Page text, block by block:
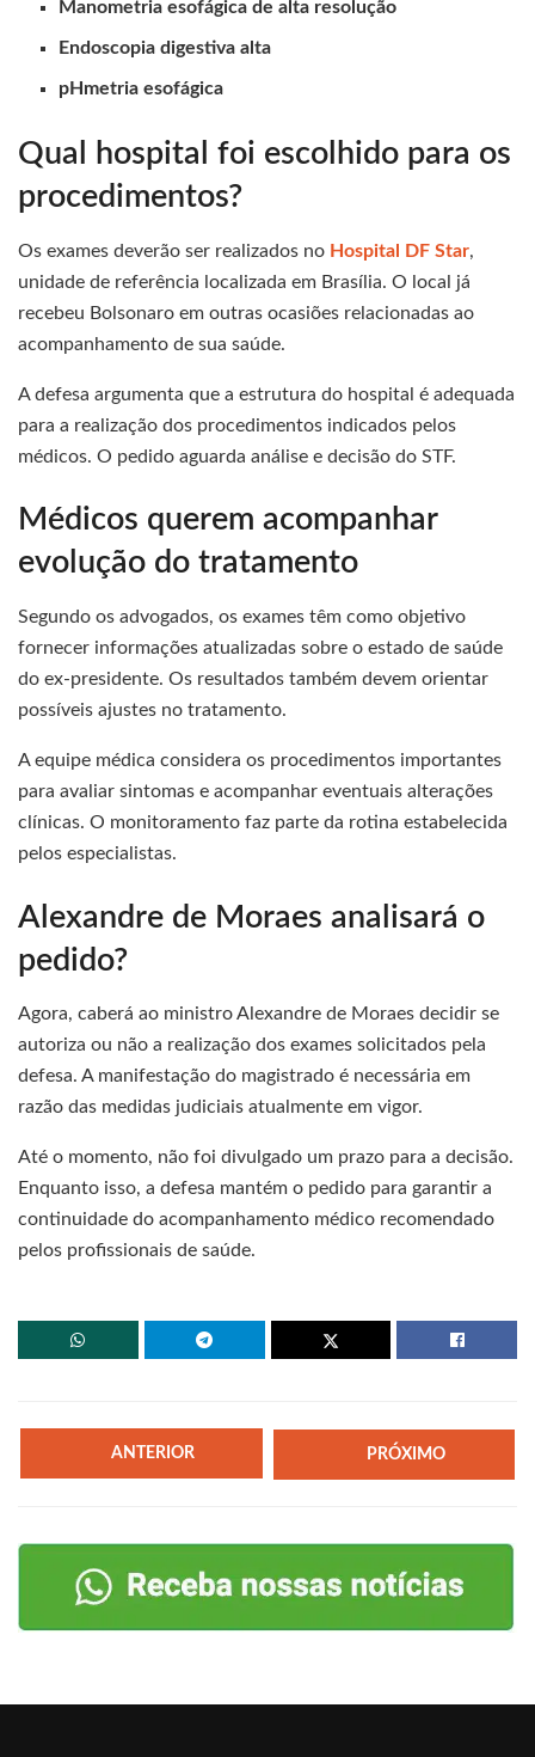
Manometria esofágica de alta resolução
Endoscopia digestiva alta
pHmetria esofágica
Qual hospital foi escolhido para os
procedimentos?
Os exames deverão ser realizados no Hospital DF Star,
unidade de referência localizada em Brasília. O local já
recebeu Bolsonaro em outras ocasiões relacionadas ao
acompanhamento de sua saúde.
A defesa argumenta que a estrutura do hospital é adequada
para a realização dos procedimentos indicados pelos
médicos. O pedido aguarda análise e decisão do STF.
Médicos querem acompanhar
evolução do tratamento
Segundo os advogados, os exames têm como objetivo
fornecer informações atualizadas sobre o estado de saúde
do ex-presidente. Os resultados também devem orientar
possíveis ajustes no tratamento.
A equipe médica considera os procedimentos importantes
para avaliar sintomas e acompanhar eventuais alterações
clínicas. O monitoramento faz parte da rotina estabelecida
pelos especialistas.
Alexandre de Moraes analisará o
pedido?
Agora, caberá ao ministro Alexandre de Moraes decidir se
autoriza ou não a realização dos exames solicitados pela
defesa. A manifestação do magistrado é necessária em
razão das medidas judiciais atualmente em vigor.
Até o momento, não foi divulgado um prazo para a decisão.
Enquanto isso, a defesa mantém o pedido para garantir a
continuidade do acompanhamento médico recomendado
pelos profissionais de saúde.
ANTERIOR PRÓXIMO